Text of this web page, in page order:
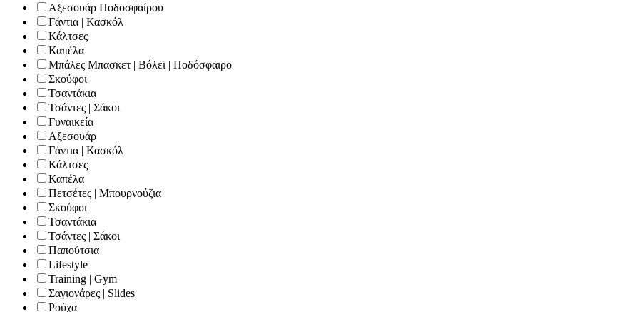
Αξεσουάρ Ποδοσφαίρου
Γάντια | Κασκόλ
Κάλτσες
Καπέλα
Μπάλες Μπασκετ | Βόλεϊ | Ποδόσφαιρο
Σκούφοι
Τσαντάκια
Τσάντες | Σάκοι
Γυναικεία
Αξεσουάρ
Γάντια | Κασκόλ
Κάλτσες
Καπέλα
Πετσέτες | Μπουρνούζια
Σκούφοι
Τσαντάκια
Τσάντες | Σάκοι
Παπούτσια
Lifestyle
Training | Gym
Σαγιονάρες | Slides
Ρούχα